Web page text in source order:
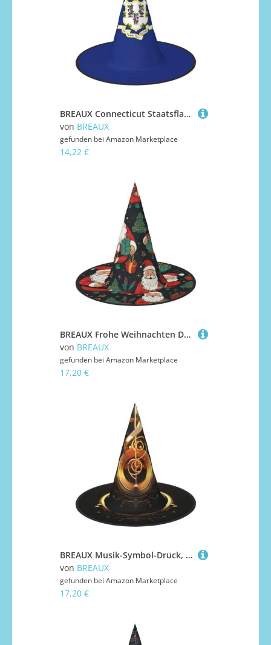
BREAUX Connecticut Staatsflagge Druck Halloween Hexe und Zauberer Hut Hexenkostüm für Themendekoration Halloween Party
von BREAUX
gefunden bei Amazon Marketplace
14,22 €
BREAUX Frohe Weihnachten Druck Halloween Hexe und Zauberer Hut Hexenkostüm für Themendekoration Halloween Party
von BREAUX
gefunden bei Amazon Marketplace
17,20 €
BREAUX Musik-Symbol-Druck, Halloween, Hexe und Zaubererhut, Hexenkostüm für Themendekoration, Halloween-Party
von BREAUX
gefunden bei Amazon Marketplace
17,20 €